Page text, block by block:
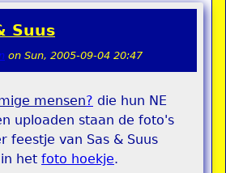
Suus
on Sun, 2005-09-04 20:47
mensen? die hun NE
uploaden staan de foto's
feestje van Sas & Suus
het foto hoekje.